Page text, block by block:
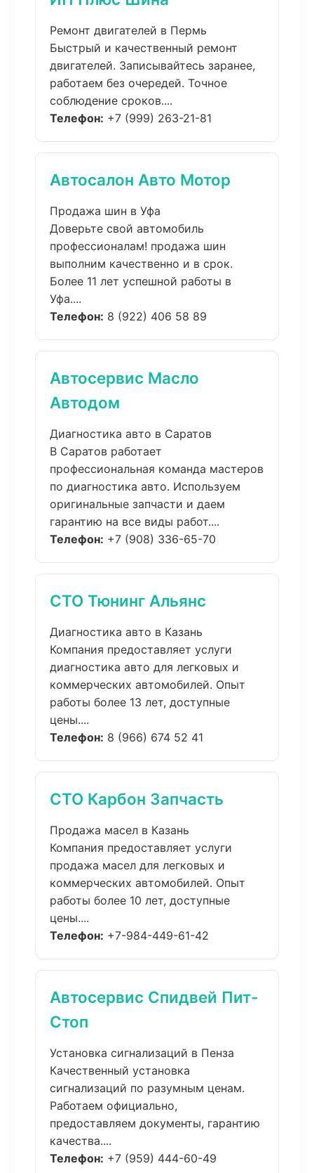
Ремонт двигателей в Пермь
Быстрый и качественный ремонт
двигателей. Записывайтесь заранее,
работаем без очередей. Точное
соблюдение сроков....
Телефон: +7 (999) 263-21-81
Автосалон Авто Мотор
Продажа шин в Уфа
Доверьте свой автомобиль
профессионалам! продажа шин
выполним качественно и в срок.
Более 11 лет успешной работы в
Уфа....
Телефон: 8 (922) 406 58 89
Автосервис Масло
Автодом
Диагностика авто в Саратов
В Саратов работает
профессиональная команда мастеров
по диагностика авто. Используем
оригинальные запчасти и даем
гарантию на все виды работ....
Телефон: +7 (908) 336-65-70
СТО Тюнинг Альянс
Диагностика авто в Казань
Компания предоставляет услуги
диагностика авто для легковых и
коммерческих автомобилей. Опыт
работы более 13 лет, доступные
цены....
Телефон: 8 (966) 674 52 41
СТО Карбон Запчасть
Продажа масел в Казань
Компания предоставляет услуги
продажа масел для легковых и
коммерческих автомобилей. Опыт
работы более 10 лет, доступные
цены....
Телефон: +7-984-449-61-42
Автосервис Спидвей Пит-
Стоп
Установка сигнализаций в Пенза
Качественный установка
сигнализаций по разумным ценам.
Работаем официально,
предоставляем документы, гарантию
качества....
Телефон: +7 (959) 444-60-49